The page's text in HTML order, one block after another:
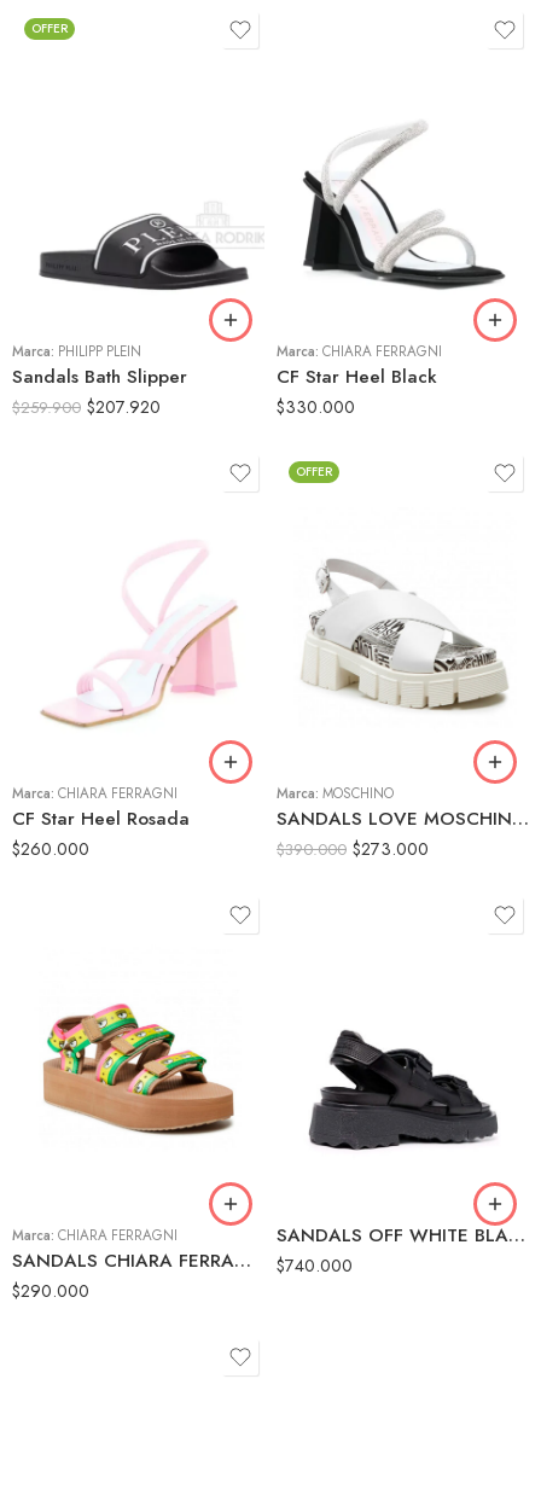
OFFER
Marca: PHILIPP PLEIN
Sandals Bath Slipper
$259.900 $207.920
42
44
Marca: CHIARA FERRAGNI
CF Star Heel Black
$330.000
36
37
38
39
41
Marca: CHIARA FERRAGNI
CF Star Heel Rosada
$260.000
38
39
41
OFFER
Marca: MOSCHINO
SANDALS LOVE MOSCHINO WHITE
$390.000 $273.000
Marca: CHIARA FERRAGNI
SANDALS CHIARA FERRAGNI BROWN/YELLOW
$290.000
SANDALS OFF WHITE BLACK
$740.000
36
37